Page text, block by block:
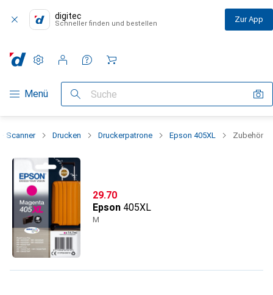
digitec
Schneller finden und bestellen Zur App
Navigation nach Kategorien
Menü Suche
Einstellungen
Kundenkonto
Vergleichslisten
Merklisten
Warenkorb
Scanner Drucken Druckerpatrone Epson 405XL Zubehör
CHF
29.70
Epson 405XL
M